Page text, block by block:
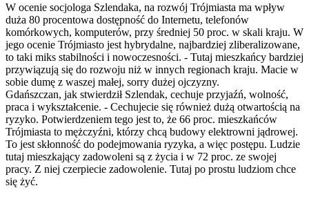
W ocenie socjologa Szlendaka, na rozwój Trójmiasta ma wpływ
duża 80 procentowa dostępność do Internetu, telefonów
komórkowych, komputerów, przy średniej 50 proc. w skali kraju. W
jego ocenie Trójmiasto jest hybrydalne, najbardziej zliberalizowane,
to taki miks stabilności i nowoczesności. - Tutaj mieszkańcy bardziej
przywiązują się do rozwoju niż w innych regionach kraju. Macie w
sobie dumę z waszej małej, sorry dużej ojczyzny.
Gdańszczan, jak stwierdził Szlendak, cechuje przyjaźń, wolność,
praca i wykształcenie. - Cechujecie się również dużą otwartością na
ryzyko. Potwierdzeniem tego jest to, że 66 proc. mieszkańców
Trójmiasta to mężczyźni, którzy chcą budowy elektrowni jądrowej.
To jest skłonność do podejmowania ryzyka, a więc postępu. Ludzie
tutaj mieszkający zadowoleni są z życia i w 72 proc. ze swojej
pracy. Z niej czerpiecie zadowolenie. Tutaj po prostu ludziom chce
się żyć.